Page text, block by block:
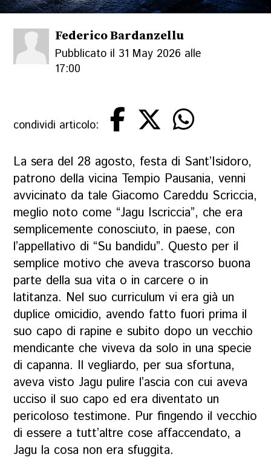
Federico Bardanzellu
Pubblicato il 31 May 2026 alle
17:00
condividi articolo:
La sera del 28 agosto, festa di Sant’Isidoro,
patrono della vicina Tempio Pausania, venni
avvicinato da tale Giacomo Careddu Scriccia,
meglio noto come “Jagu Iscriccia”, che era
semplicemente conosciuto, in paese, con
l’appellativo di “Su bandidu”. Questo per il
semplice motivo che aveva trascorso buona
parte della sua vita o in carcere o in
latitanza. Nel suo curriculum vi era già un
duplice omicidio, avendo fatto fuori prima il
suo capo di rapine e subito dopo un vecchio
mendicante che viveva da solo in una specie
di capanna. Il vegliardo, per sua sfortuna,
aveva visto Jagu pulire l’ascia con cui aveva
ucciso il suo capo ed era diventato un
pericoloso testimone. Pur fingendo il vecchio
di essere a tutt’altre cose affaccendato, a
Jagu la cosa non era sfuggita.